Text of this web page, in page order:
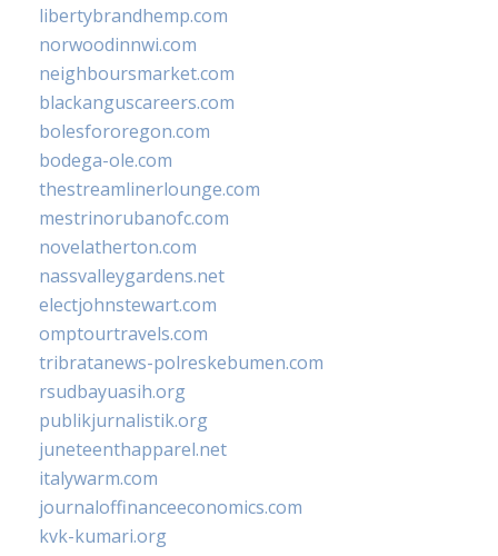
libertybrandhemp.com
norwoodinnwi.com
neighboursmarket.com
blackanguscareers.com
bolesfororegon.com
bodega-ole.com
thestreamlinerlounge.com
mestrinorubanofc.com
novelatherton.com
nassvalleygardens.net
electjohnstewart.com
omptourtravels.com
tribratanews-polreskebumen.com
rsudbayuasih.org
publikjurnalistik.org
juneteenthapparel.net
italywarm.com
journaloffinanceeconomics.com
kvk-kumari.org